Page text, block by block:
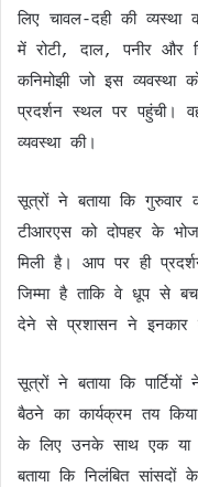
लिए चावल-दही की
में रोटी, दाल, पनीर और
कनिमोझी जो इस
प्रदर्शन स्थल पर पहुंची।
व्यवस्था की।
सूत्रों ने बताया कि गुरुवार
टीआरएस को दोपहर के
मिली है। आप पर ही
जिम्मा है ताकि वे धूप से
देने से प्रशासन ने इनकार
सूत्रों ने बताया कि
बैठने का कार्यक्रम तय
के लिए उनके साथ एक या
बताया कि निलंबित